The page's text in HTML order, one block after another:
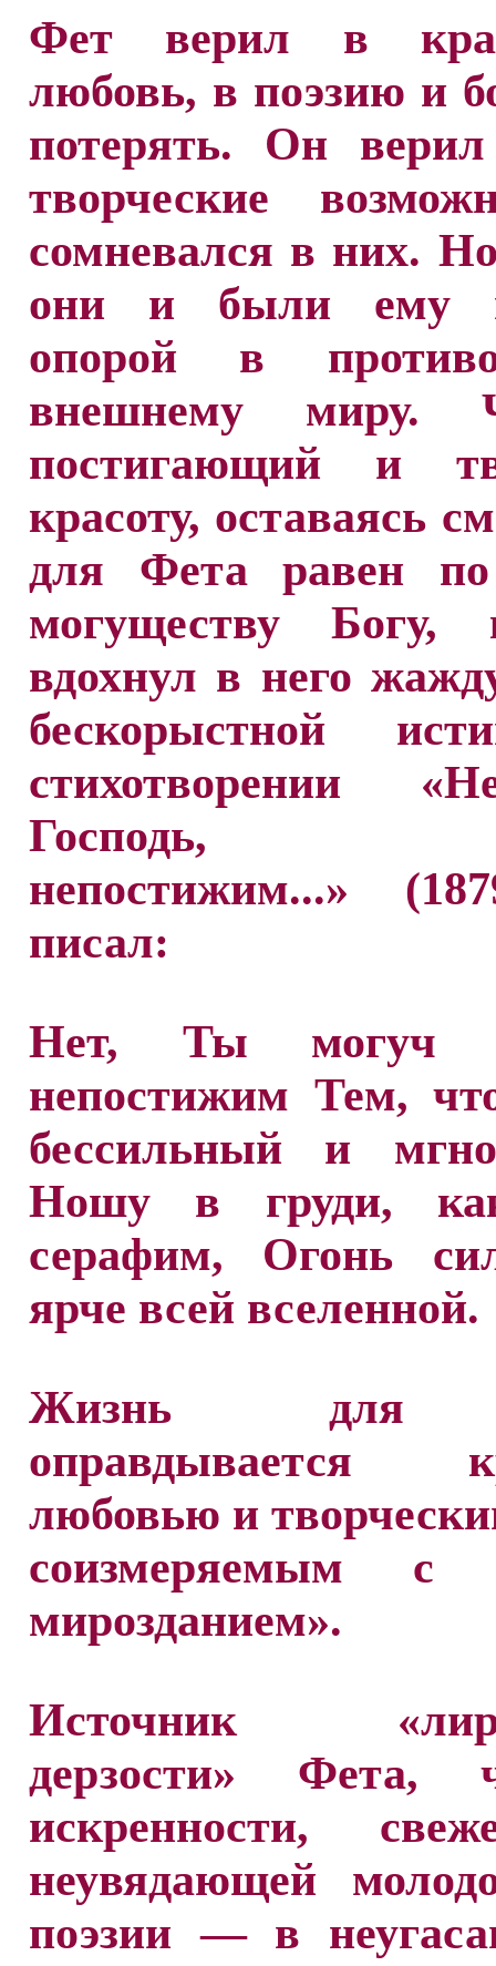
Фет верил в
любовь, в поэзию и
потерять. Он
творческие
сомневался в них.
они и были ему
опорой в
внешнему миру.
постигающий и
красоту, оставаясь
для Фета равен по
могуществу Богу,
вдохнул в него
бескорыстной
стихотворении
Господь,
непостижим...»
писал:
Нет, Ты могуч
непостижим Тем,
бессильный и
Ношу в груди,
серафим, Огонь
ярче всей вселенной.
Жизнь для
оправдывается
любовью и
соизмеряемым с
мирозданием».
Источник
дерзости» Фета,
искренности,
неувядающей
поэзии — в